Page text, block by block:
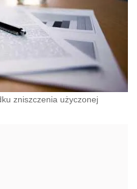
zniszczenia użyczonej